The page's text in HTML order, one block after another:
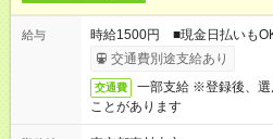
給与
時給1500円 ■現金日払いもOK
交通費別途支給あり
交通費
一部支給 ※登録後、選
ことがあります